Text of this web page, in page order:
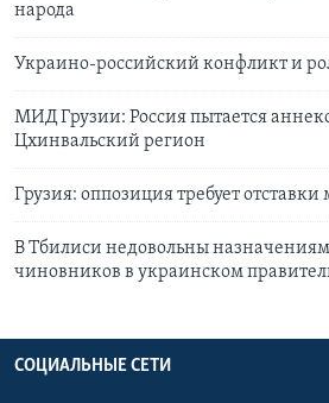
народа
Украино-российский конфликт и
МИД Грузии: Россия пытается
Цхинвальский регион
Грузия: оппозиция требует
В Тбилиси недовольны
чиновников в украинском
СОЦИАЛЬНЫЕ СЕТИ